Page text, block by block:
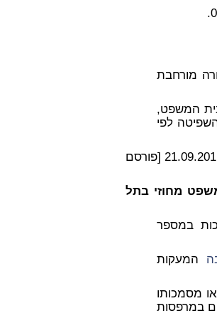
מורחבת
המשפט,
לפי
, בית משפט השלום בנצרת, 21.09.2011 [פורסם
משפט מחוזי בתל
במספר
המעקות
מסמכותו
במרפסות